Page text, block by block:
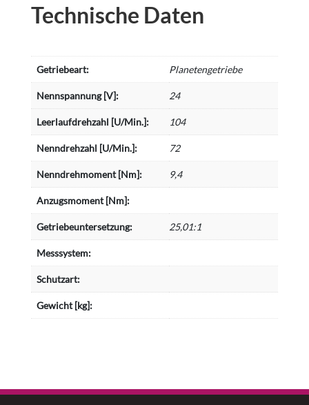
Technische Daten
Getriebeart: Planetengetriebe
Nennspannung [V]: 24
Leerlaufdrehzahl [U/Min.]: 104
Nenndrehzahl [U/Min.]: 72
Nenndrehmoment [Nm]: 9,4
Anzugsmoment [Nm]:
Getriebeuntersetzung: 25,01:1
Messsystem:
Schutzart:
Gewicht [kg]: